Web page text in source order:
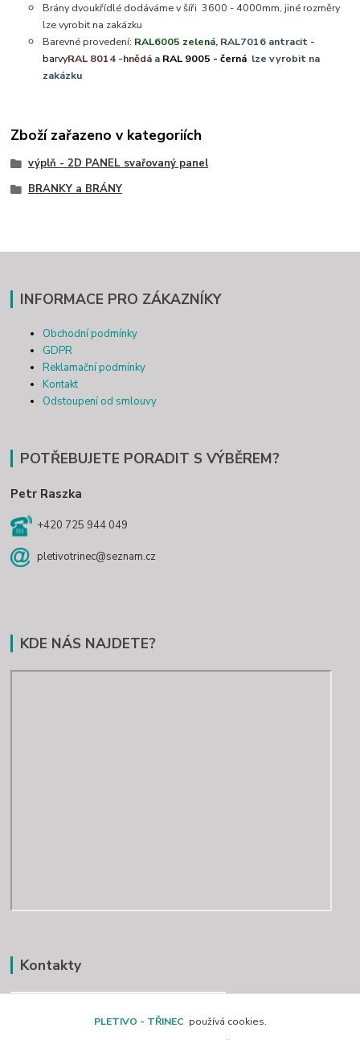
Brány dvoukřídlé dodáváme v šíři 3600 - 4000mm, jiné rozměry
lze vyrobit na zakázku
Barevné provedení: RAL6005 zelená, RAL7016 antracit -
barvyRAL 8014 -hnědá a RAL 9005 - černá lze vyrobit na
zakázku
Zboží zařazeno v kategoriích
výplň - 2D PANEL svařovaný panel
BRANKY a BRÁNY
INFORMACE PRO ZÁKAZNÍKY
Obchodní podmínky
GDPR
Reklamační podmínky
Kontakt
Odstoupení od smlouvy
POTŘEBUJETE PORADIT S VÝBĚREM?
Petr Raszka
+420 725 944 049
pletivotrinec@seznam.cz
KDE NÁS NAJDETE?
Kontakty
PLETIVO - TŘINEC používá cookies.